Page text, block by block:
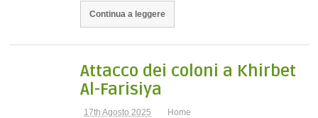
Continua a leggere
Attacco dei coloni a Khirbet
Al-Farisiya
17th Agosto 2025 Home